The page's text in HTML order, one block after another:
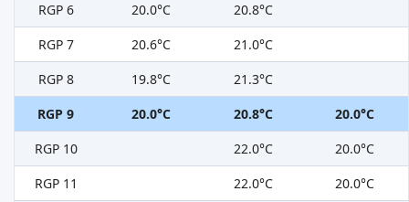
RGP 6
20.0°C
20.8°C
RGP 7
20.6°C
21.0°C
RGP 8
19.8°C
21.3°C
RGP 9
20.0°C 20.8°C
20.0°C
RGP 10
22.0°C
20.0°C
RGP 11
22.0°C
20.0°C